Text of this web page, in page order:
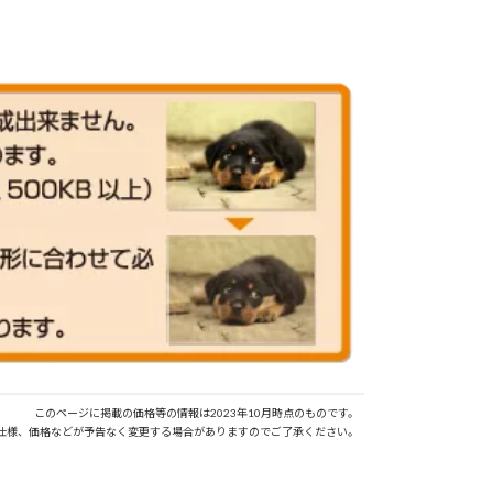
このページに掲載の価格等の情報は2023年10月時点のものです。
様、価格などが予告なく変更する場合がありますのでご了承ください。